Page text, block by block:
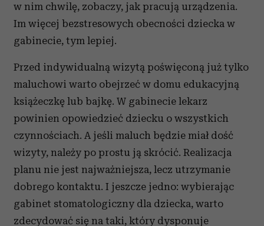
w nim chwilę, zobaczy, jak pracują urządzenia.
Im więcej bezstresowych obecności dziecka w
gabinecie, tym lepiej.
Przed indywidualną wizytą poświęconą już tylko
maluchowi warto obejrzeć w domu edukacyjną
książeczkę lub bajkę. W gabinecie lekarz
powinien opowiedzieć dziecku o wszystkich
czynnościach. A jeśli maluch będzie miał dość
wizyty, należy po prostu ją skrócić. Realizacja
planu nie jest najważniejsza, lecz utrzymanie
dobrego kontaktu. I jeszcze jedno: wybierając
gabinet stomatologiczny dla dziecka, warto
zdecydować się na taki, który dysponuje